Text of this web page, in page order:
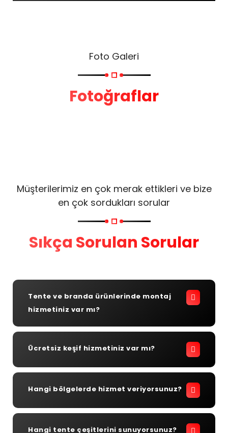
Foto Galeri
Fotoğraflar
Müşterilerimiz en çok merak ettikleri ve bize
en çok sordukları sorular
Sıkça Sorulan Sorular
Tente ve branda ürünlerinde montaj
hizmetiniz var mı?
Ücretsiz keşif hizmetiniz var mı?
Hangi bölgelerde hizmet veriyorsunuz?
Hangi tente çeşitlerini sunuyorsunuz?